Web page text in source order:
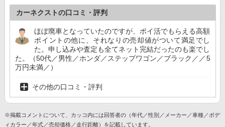
カーネクストの口コミ・評判
ほぼ廃車となっていたのですが、ポイ活でもらえる高額
ポイントの他に、それなりの売却値がついて満足でし
た。申し込みや査定も全てネット完結だったのも楽でし
た。（50代／男性／ホンダ／ステップワゴン／ブラック／／5
万円未満／）
その他の口コミ・評判
※掲載コメントについて、カッコ内には回答者の（年代／性別／メーカー／車種／ボデ
ィカラー／年式／売却価格／走行距離）を記載しています。